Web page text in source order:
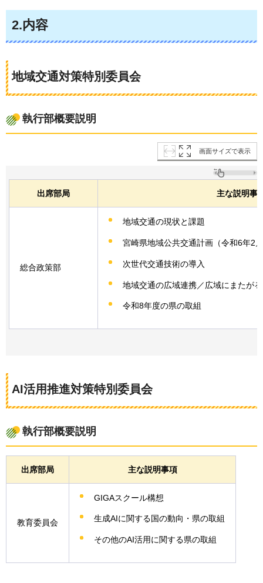
2.内容
地域交通対策特別委員会
執行部概要説明
画面サイズで表示
出席部局 主な説明事
総合政策部
地域交通の現状と課題
宮崎県地域公共交通計画（令和6年2
次世代交通技術の導入
地域交通の広域連携／広域にまたが
令和8年度の県の取組
AI活用推進対策特別委員会
執行部概要説明
出席部局 主な説明事項
教育委員会
GIGAスクール構想
生成AIに関する国の動向・県の取組
その他のAI活用に関する県の取組